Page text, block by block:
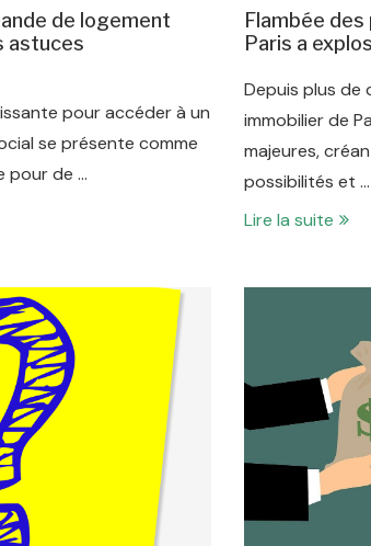
de logement
astuces
pour accéder à un
se présente comme
pour de …
Flambée des
Paris a
Depuis plus de
immobilier de
majeures,
possibilités et …
Lire la suite